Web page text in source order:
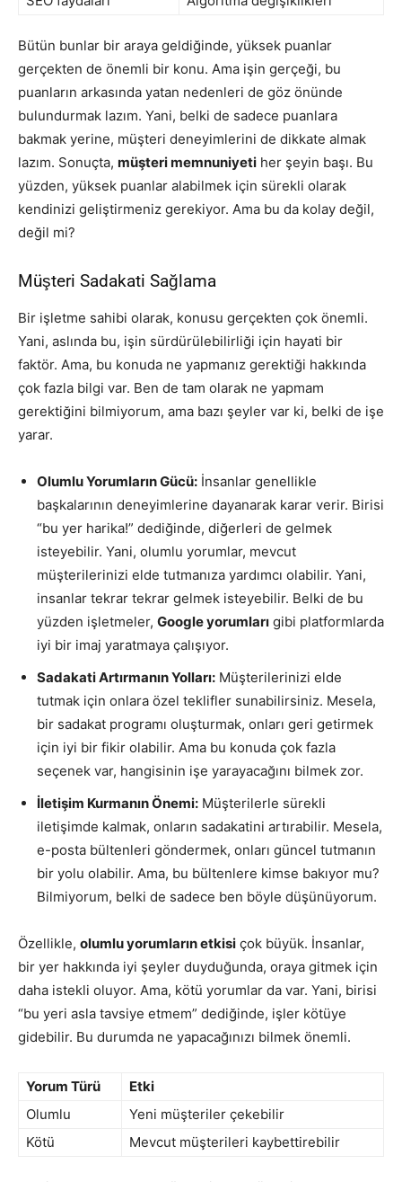
Bütün bunlar bir araya geldiğinde, yüksek puanlar
gerçekten de önemli bir konu. Ama işin gerçeği, bu
puanların arkasında yatan nedenleri de göz önünde
bulundurmak lazım. Yani, belki de sadece puanlara
bakmak yerine, müşteri deneyimlerini de dikkate almak
lazım. Sonuçta, müşteri memnuniyeti her şeyin başı. Bu
yüzden, yüksek puanlar alabilmek için sürekli olarak
kendinizi geliştirmeniz gerekiyor. Ama bu da kolay değil,
değil mi?
Müşteri Sadakati Sağlama
Bir işletme sahibi olarak, konusu gerçekten çok önemli.
Yani, aslında bu, işin sürdürülebilirliği için hayati bir
faktör. Ama, bu konuda ne yapmanız gerektiği hakkında
çok fazla bilgi var. Ben de tam olarak ne yapmam
gerektiğini bilmiyorum, ama bazı şeyler var ki, belki de işe
yarar.
Olumlu Yorumların Gücü: İnsanlar genellikle
başkalarının deneyimlerine dayanarak karar verir. Birisi
“bu yer harika!” dediğinde, diğerleri de gelmek
isteyebilir. Yani, olumlu yorumlar, mevcut
müşterilerinizi elde tutmanıza yardımcı olabilir. Yani,
insanlar tekrar tekrar gelmek isteyebilir. Belki de bu
yüzden işletmeler, Google yorumları gibi platformlarda
iyi bir imaj yaratmaya çalışıyor.
Sadakati Artırmanın Yolları: Müşterilerinizi elde
tutmak için onlara özel teklifler sunabilirsiniz. Mesela,
bir sadakat programı oluşturmak, onları geri getirmek
için iyi bir fikir olabilir. Ama bu konuda çok fazla
seçenek var, hangisinin işe yarayacağını bilmek zor.
İletişim Kurmanın Önemi: Müşterilerle sürekli
iletişimde kalmak, onların sadakatini artırabilir. Mesela,
e-posta bültenleri göndermek, onları güncel tutmanın
bir yolu olabilir. Ama, bu bültenlere kimse bakıyor mu?
Bilmiyorum, belki de sadece ben böyle düşünüyorum.
Özellikle, olumlu yorumların etkisi çok büyük. İnsanlar,
bir yer hakkında iyi şeyler duyduğunda, oraya gitmek için
daha istekli oluyor. Ama, kötü yorumlar da var. Yani, birisi
“bu yeri asla tavsiye etmem” dediğinde, işler kötüye
gidebilir. Bu durumda ne yapacağınızı bilmek önemli.
Yorum Türü
Etki
Olumlu
Yeni müşteriler çekebilir
Kötü
Mevcut müşterileri kaybettirebilir